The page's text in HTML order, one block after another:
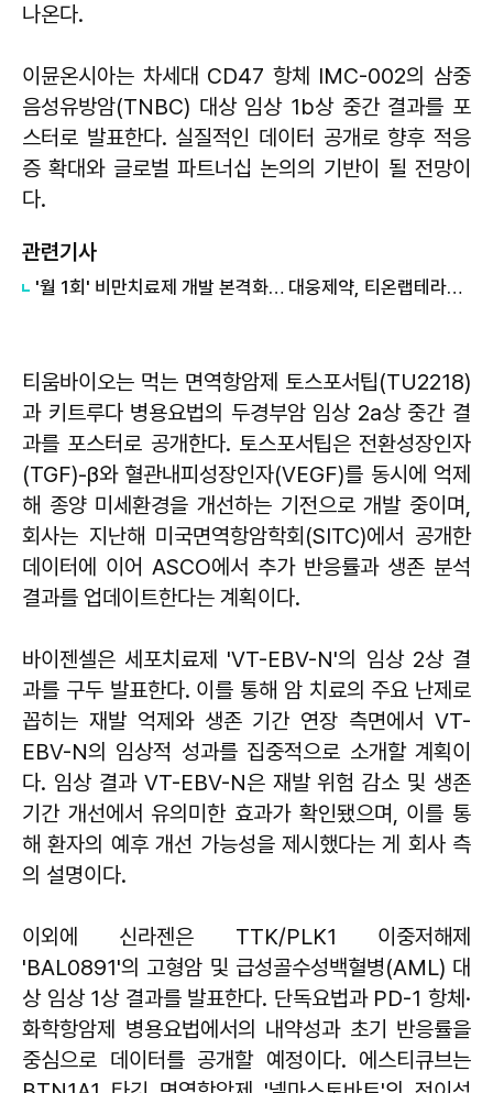
나온다.
이뮨온시아는 차세대 CD47 항체 IMC-002의 삼중
음성유방암(TNBC) 대상 임상 1b상 중간 결과를 포
스터로 발표한다. 실질적인 데이터 공개로 향후 적응
증 확대와 글로벌 파트너십 논의의 기반이 될 전망이
다.
관련기사
'월 1회' 비만치료제 개발 본격화… 대웅제약, 티온랩테라퓨틱스와 협력
티움바이오는 먹는 면역항암제 토스포서팁(TU2218)
과 키트루다 병용요법의 두경부암 임상 2a상 중간 결
과를 포스터로 공개한다. 토스포서팁은 전환성장인자
(TGF)-β와 혈관내피성장인자(VEGF)를 동시에 억제
해 종양 미세환경을 개선하는 기전으로 개발 중이며,
회사는 지난해 미국면역항암학회(SITC)에서 공개한
데이터에 이어 ASCO에서 추가 반응률과 생존 분석
결과를 업데이트한다는 계획이다.
바이젠셀은 세포치료제 'VT-EBV-N'의 임상 2상 결
과를 구두 발표한다. 이를 통해 암 치료의 주요 난제로
꼽히는 재발 억제와 생존 기간 연장 측면에서 VT-
EBV-N의 임상적 성과를 집중적으로 소개할 계획이
다. 임상 결과 VT-EBV-N은 재발 위험 감소 및 생존
기간 개선에서 유의미한 효과가 확인됐으며, 이를 통
해 환자의 예후 개선 가능성을 제시했다는 게 회사 측
의 설명이다.
이외에 신라젠은 TTK/PLK1 이중저해제
'BAL0891'의 고형암 및 급성골수성백혈병(AML) 대
상 임상 1상 결과를 발표한다. 단독요법과 PD-1 항체·
화학항암제 병용요법에서의 내약성과 초기 반응률을
중심으로 데이터를 공개할 예정이다. 에스티큐브는